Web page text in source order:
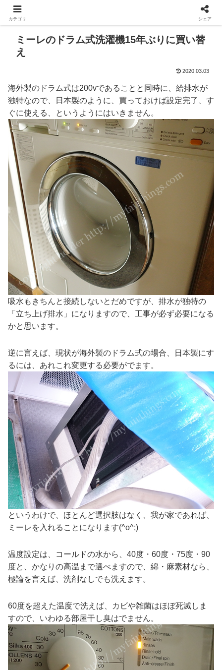
ミーレのドラム式洗濯機15年ぶりに買い替
え
2020.03.03
海外製のドラム式は200vであることと同時に、給排水が
独特なので、日本製のように、買っておけば設定完了、す
ぐに使える、というようにはいきません。
吸水もきちんと接続しないとだめですが、排水が独特の
「立ち上げ排水」になりますので、工事が必ず必要になる
かと思います。
逆に言えば、現状が海外製のドラム式の場合、日本製にす
るには、あれこれ変更する必要がでます。
というわけで、ほとんど選択肢はなく、我が家であれば、
ミーレを入れることになります(^o^;)
温度設定は、コールドの水から、40度・60度・75度・90
度と、かなりの高温まで選べますので、綿・麻素材なら、
極論を言えば、洗剤なしでも洗えます。
60度を超えた温度で洗えば、カビや雑菌はほぼ死滅しま
すので、いわゆる部屋干し臭はでません。
カテゴリ シェア